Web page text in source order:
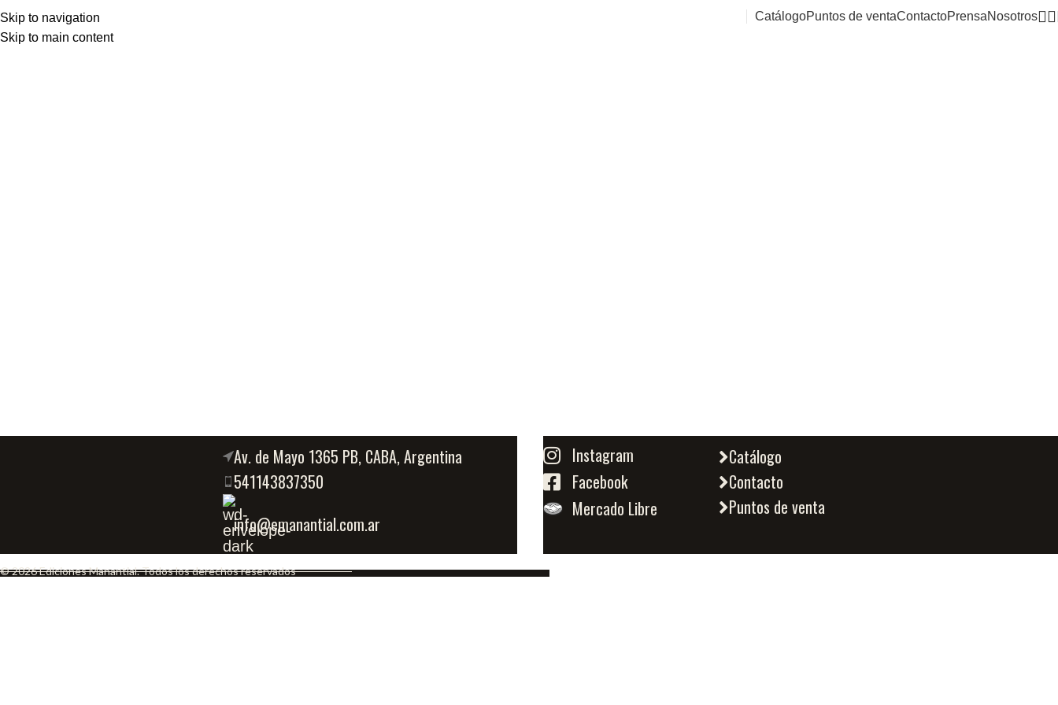
Skip to navigation
Skip to main content
CatálogoPuntos de ventaContactoPrensaNosotros
Av. de Mayo 1365 PB, CABA, Argentina
541143837350
info@emanantial.com.ar
Instagram
Facebook
Mercado Libre
Catálogo
Contacto
Puntos de venta
© 2026 Ediciones Manantial. Todos los derechos reservados